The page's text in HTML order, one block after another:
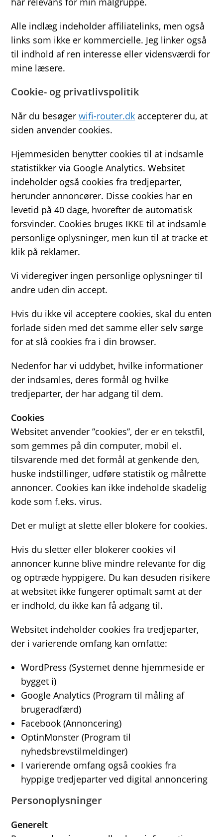
Alle indlæg indeholder affiliatelinks, men også
links som ikke er kommercielle. Jeg linker også
til indhold af ren interesse eller vidensværdi for
mine læsere.
Cookie- og privatlivspolitik
Når du besøgerwifi-router.dk accepterer du, at
siden anvender cookies.
Hjemmesiden benytter cookies til at indsamle
statistikker via Google Analytics. Websitet
indeholder også cookies fra tredjeparter,
herunder annoncører. Disse cookies har en
levetid på 40 dage, hvorefter de automatisk
forsvinder. Cookies bruges IKKE til at indsamle
personlige oplysninger, men kun til at tracke et
klik på reklamer.
Vi videregiver ingen personlige oplysninger til
andre uden din accept.
Hvis du ikke vil acceptere cookies, skal du enten
forlade siden med det samme eller selv sørge
for at slå cookies fra i din browser.
Nedenfor har vi uddybet, hvilke informationer
der indsamles, deres formål og hvilke
tredjeparter, der har adgang til dem.
Cookies
Websitet anvender ”cookies”, der er en tekstfil,
som gemmes på din computer, mobil el.
tilsvarende med det formål at genkende den,
huske indstillinger, udføre statistik og målrette
annoncer. Cookies kan ikke indeholde skadelig
kode som f.eks. virus.
Det er muligt at slette eller blokere for cookies.
Hvis du sletter eller blokerer cookies vil
annoncer kunne blive mindre relevante for dig
og optræde hyppigere. Du kan desuden risikere
at websitet ikke fungerer optimalt samt at der
er indhold, du ikke kan få adgang til.
Websitet indeholder cookies fra tredjeparter,
der i varierende omfang kan omfatte:
WordPress (Systemet denne hjemmeside er
bygget i)
Google Analytics (Program til måling af
brugeradfærd)
Facebook (Annoncering)
OptinMonster (Program til
nyhedsbrevstilmeldinger)
I varierende omfang også cookies fra
hyppige tredjeparter ved digital annoncering
Personoplysninger
Generelt